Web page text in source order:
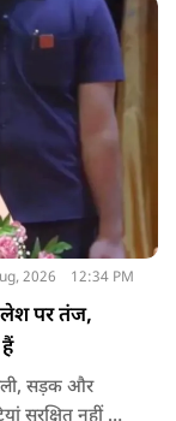
2026 12:34 PM
पर तंज,
सड़क और
सुरक्षित नहीं थीं.